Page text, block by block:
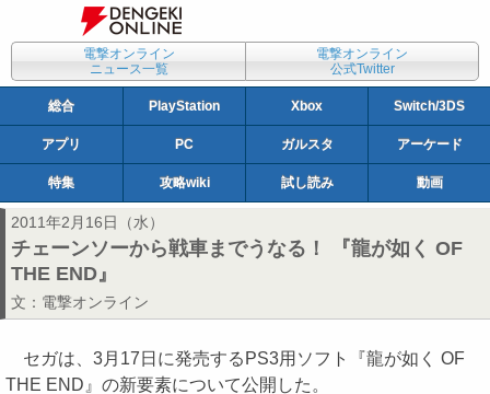
電撃オンライン
ニュース一覧
電撃オンライン
公式Twitter
総合 PlayStation Xbox Switch/3DS
アプリ PC ガルスタ アーケード
特集 攻略wiki 試し読み 動画
2011年2月16日（水）
チェーンソーから戦車までうなる！ 『龍が如く OF
THE END』
文： 電撃オンライン
セガは、3月17日に発売するPS3用ソフト『龍が如く OF
THE END』の新要素について公開した。